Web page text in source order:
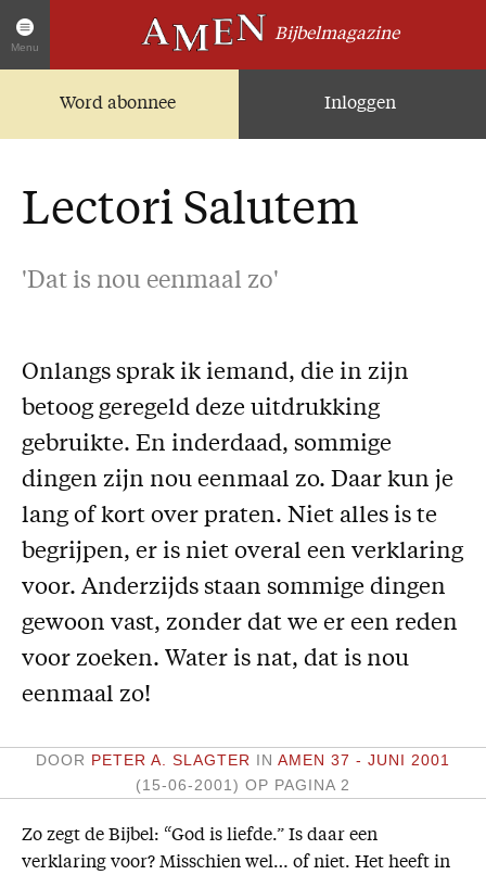
Menu
Bijbelmagazine
Word abonnee Inloggen
Artikelen
Zoek in alle artikelen
Facebook
Abonnementen
Geschenkabonnement
Proefnummer AMEN
Steun AMEN
Missie
Service
Bijbelstudieagenda
Lectori Salutem
'Dat is nou eenmaal zo'
Onlangs sprak ik iemand, die in zijn
betoog geregeld deze uitdrukking
gebruikte. En inderdaad, sommige
dingen zijn nou eenmaal zo. Daar kun je
lang of kort over praten. Niet alles is te
begrijpen, er is niet overal een verklaring
voor. Anderzijds staan sommige dingen
gewoon vast, zonder dat we er een reden
voor zoeken. Water is nat, dat is nou
eenmaal zo!
DOOR PETER A. SLAGTER INAMEN 37 - JUNI 2001
(15-06-2001) OP PAGINA 2
Zo zegt de Bijbel: “God is liefde.” Is daar een
verklaring voor? Misschien wel… of niet. Het heeft in